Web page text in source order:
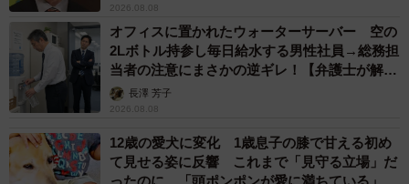
2026.08.08
オフィスに置かれたウォーターサーバー 空の
2Lボトル持参し毎日給水する男性社員→総務担
当者の注意にまさかの逆ギレ！【弁護士が解
説】長澤 芳子
2026.08.08
12歳の愛犬に変化 1歳息子の膝で甘える初め
て見せる姿に反響 これまで「見守る立場」だ
ったのに…「頭ポンポンが愛に満ちている」